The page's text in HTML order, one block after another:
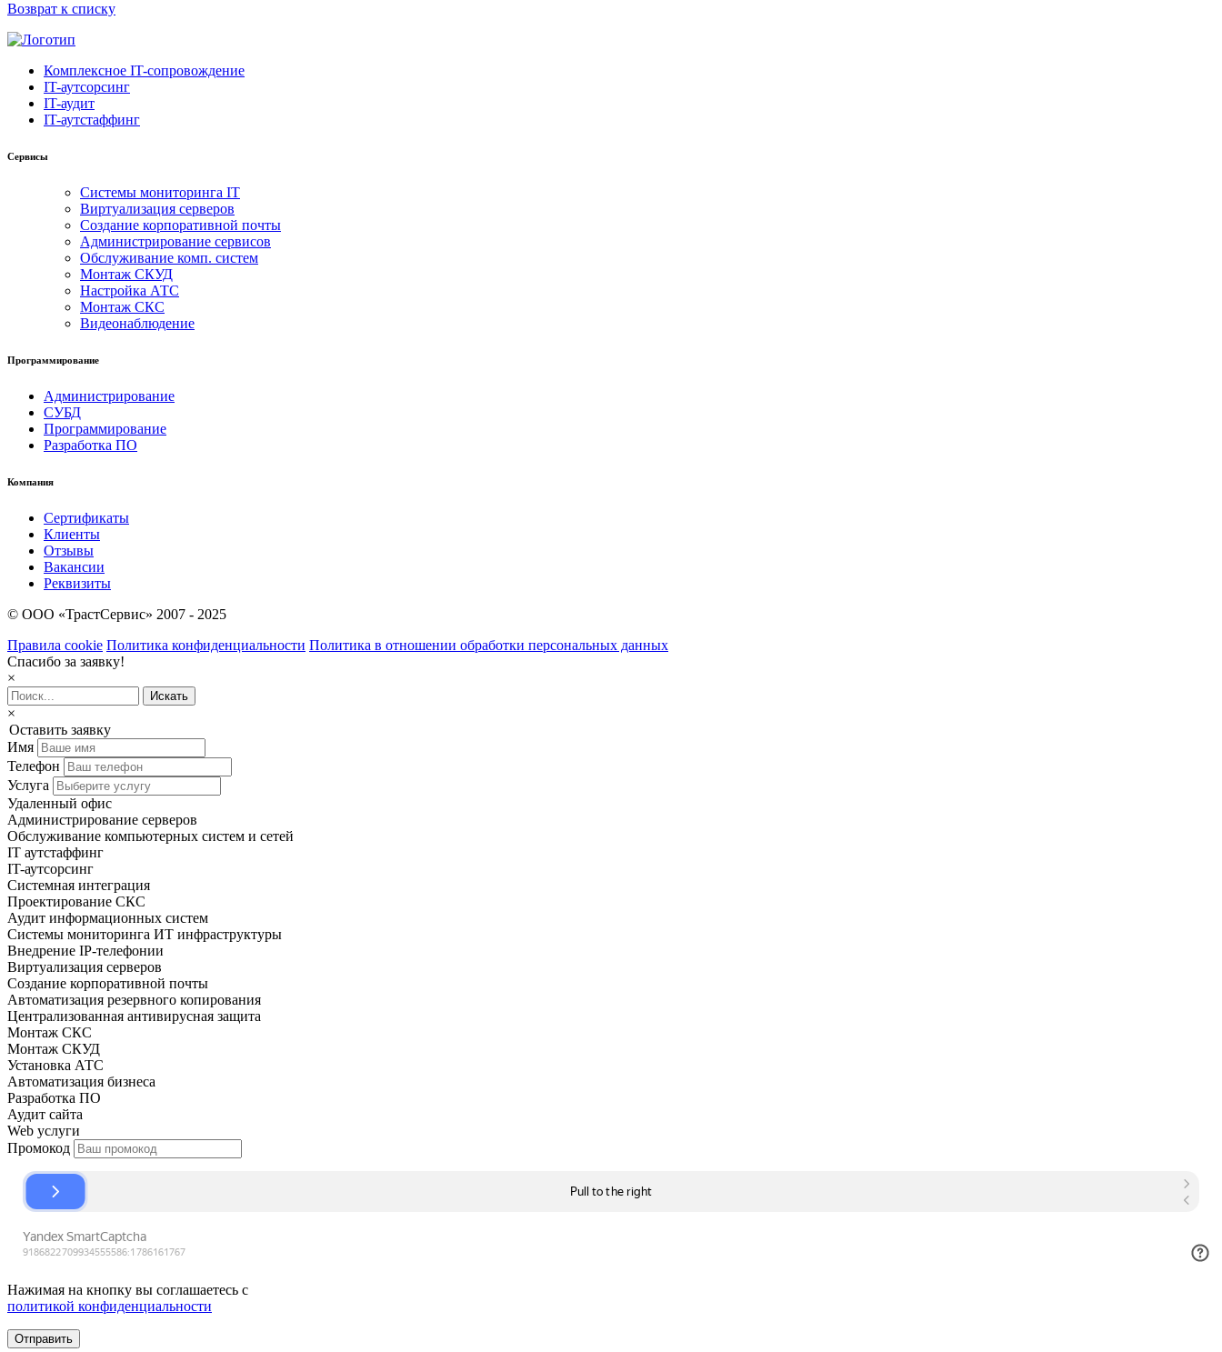
Возврат к списку
Комплексное IT-сопровождение
IT-аутсорсинг
IT-аудит
IT-аутстаффинг
Сервисы
Системы мониторинга IT
Виртуализация серверов
Создание корпоративной почты
Администрирование сервисов
Обслуживание комп. систем
Монтаж СКУД
Настройка АТС
Монтаж СКС
Видеонаблюдение
Программирование
Администрирование
СУБД
Программирование
Разработка ПО
Компания
Сертификаты
Клиенты
Отзывы
Вакансии
Реквизиты
© OOO «ТрастСервис» 2007 - 2025
Правила cookie Политика конфиденциальности Политика в отношении обработки персональных данных
Спасибо за заявку!
×
×
Оставить заявку
Имя
Телефон
Услуга
Удаленный офис
Администрирование серверов
Обслуживание компьютерных систем и сетей
IT аутстаффинг
IT-аутсорсинг
Системная интеграция
Проектирование СКС
Аудит информационных систем
Системы мониторинга ИТ инфраструктуры
Внедрение IP-телефонии
Виртуализация серверов
Создание корпоративной почты
Автоматизация резервного копирования
Централизованная антивирусная защита
Монтаж СКС
Монтаж СКУД
Установка АТС
Автоматизация бизнеса
Разработка ПО
Аудит сайта
Web услуги
Промокод
Нажимая на кнопку вы соглашаетесь с
политикой конфиденциальности
Отправить